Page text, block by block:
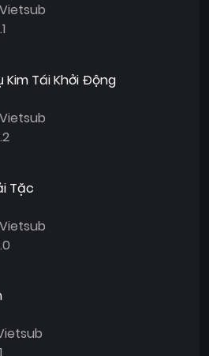
Kim Tái Khởi Động
Tặc